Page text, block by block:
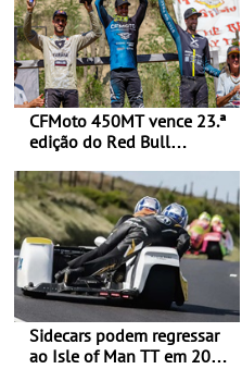
CFMoto 450MT vence 23.ª
edição do Red Bull
Categorias Adventure -
Vitória na Ultimate, Core e
Lite
Sidecars podem regressar
ao Isle of Man TT em 2027